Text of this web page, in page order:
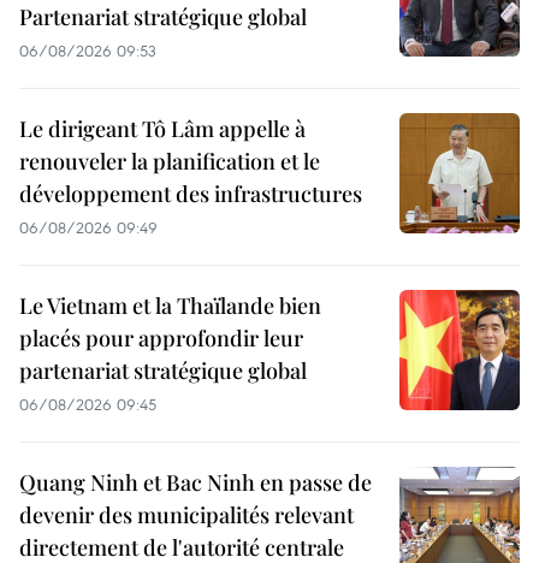
Partenariat stratégique global
06/08/2026 09:53
Le dirigeant Tô Lâm appelle à
renouveler la planification et le
développement des infrastructures
06/08/2026 09:49
Le Vietnam et la Thaïlande bien
placés pour approfondir leur
partenariat stratégique global
06/08/2026 09:45
Quang Ninh et Bac Ninh en passe de
devenir des municipalités relevant
directement de l'autorité centrale